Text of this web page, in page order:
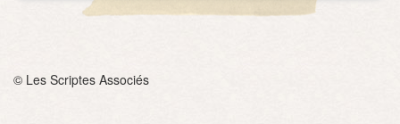
© Les Scriptes Associés